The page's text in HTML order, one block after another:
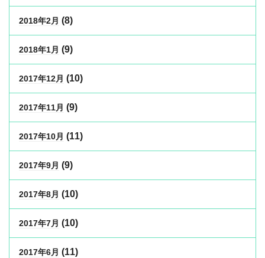
2018年2月 (8)
2018年1月 (9)
2017年12月 (10)
2017年11月 (9)
2017年10月 (11)
2017年9月 (9)
2017年8月 (10)
2017年7月 (10)
2017年6月 (11)